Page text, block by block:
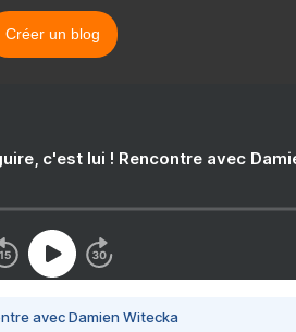
Créer un blog
c'est lui ! Rencontre avec
avec Damien Witecka